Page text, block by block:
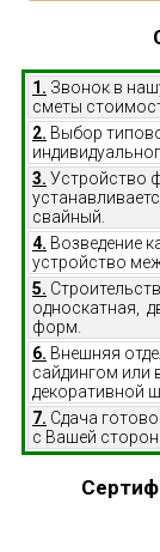
1. Звонок в
сметы
2. Выбор
3. Устройство
свайный.
4. Возведение
устройство
5.
односкатная,
форм.
6. Внешняя
сайдингом или
декоративной
7. Сдача
с Вашей